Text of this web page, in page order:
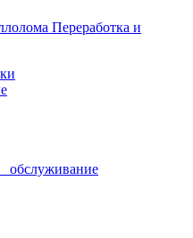
Переработка и
обслуживание